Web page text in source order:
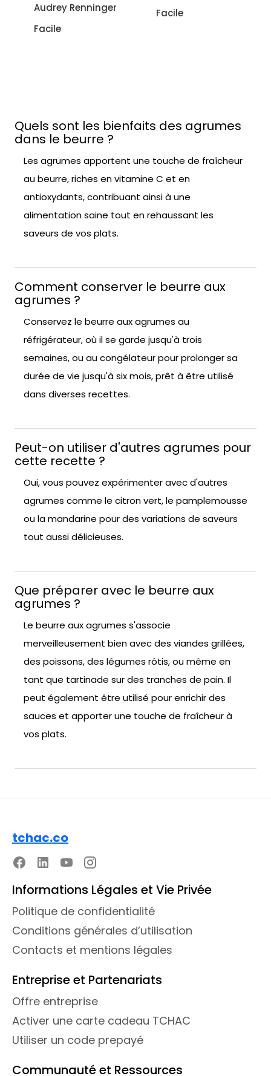
Audrey Renninger
Facile
Facile
Quels sont les bienfaits des agrumes
dans le beurre ?
Les agrumes apportent une touche de fraîcheur
au beurre, riches en vitamine C et en
antioxydants, contribuant ainsi à une
alimentation saine tout en rehaussant les
saveurs de vos plats.
Comment conserver le beurre aux
agrumes ?
Conservez le beurre aux agrumes au
réfrigérateur, où il se garde jusqu'à trois
semaines, ou au congélateur pour prolonger sa
durée de vie jusqu'à six mois, prêt à être utilisé
dans diverses recettes.
Peut-on utiliser d'autres agrumes pour
cette recette ?
Oui, vous pouvez expérimenter avec d'autres
agrumes comme le citron vert, le pamplemousse
ou la mandarine pour des variations de saveurs
tout aussi délicieuses.
Que préparer avec le beurre aux
agrumes ?
Le beurre aux agrumes s'associe
merveilleusement bien avec des viandes grillées,
des poissons, des légumes rôtis, ou même en
tant que tartinade sur des tranches de pain. Il
peut également être utilisé pour enrichir des
sauces et apporter une touche de fraîcheur à
vos plats.
tchac.co
Informations Légales et Vie Privée
Politique de confidentialité
Conditions générales d’utilisation
Contacts et mentions légales
Entreprise et Partenariats
Offre entreprise
Activer une carte cadeau TCHAC
Utiliser un code prepayé
Communauté et Ressources